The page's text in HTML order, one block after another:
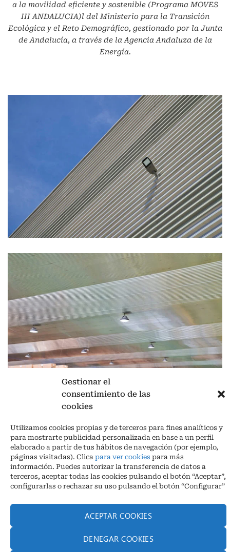
Gestionar el
consentimiento de las
cookies
Utilizamos cookies propias y de terceros para fines analíticos y
para mostrarte publicidad personalizada en base a un perfil
elaborado a partir de tus hábitos de navegación (por ejemplo,
páginas visitadas). Clica para ver cookies para más
información. Puedes autorizar la transferencia de datos a
terceros, aceptar todas las cookies pulsando el botón “Aceptar”,
configurarlas o rechazar su uso pulsando el botón “Configurar”
ACEPTAR COOKIES
DENEGAR COOKIES
a la movilidad eficiente y sostenible (Programa MOVES
III ANDALUCIA)l del Ministerio para la Transición
Ecológica y el Reto Demográfico, gestionado por la Junta
de Andalucía, a través de la Agencia Andaluza de la
Energía.
Ctra. A-3132, De Aguilar a A-318 por Moriles km 15,5 M.I. (Córdoba)
España
COORDENADAS: Latitud: 37,40 – Longitud -04,58 | Telf. + 34 957 51
30 68
info@infrico.com Infrico SL 2026©. Diseñado por Babait Technology